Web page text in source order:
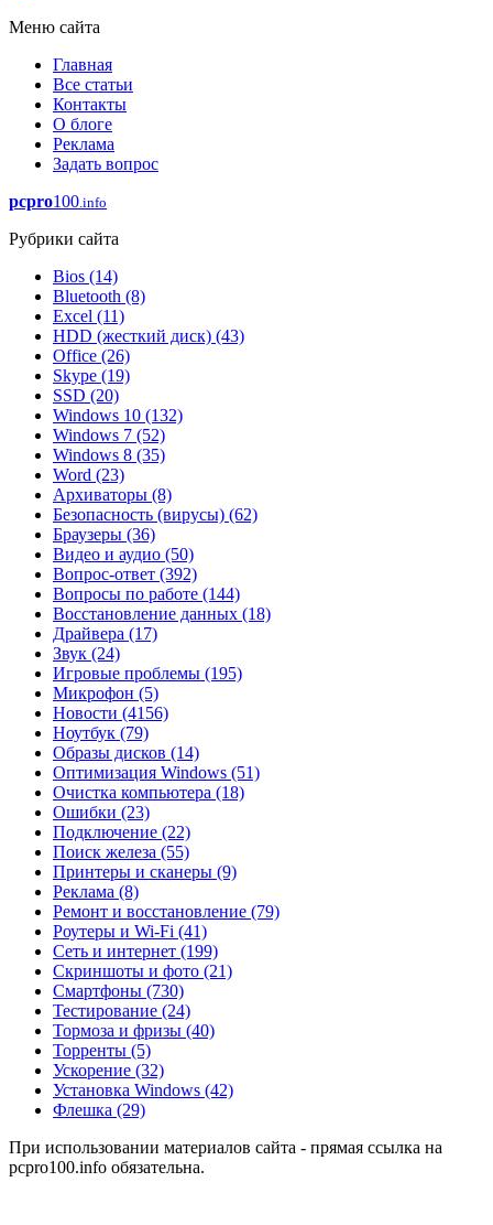
Меню сайта
Главная
Все статьи
Контакты
О блоге
Реклама
Задать вопрос
pcpro100.info
Рубрики сайта
Bios (14)
Bluetooth (8)
Excel (11)
HDD (жесткий диск) (43)
Office (26)
Skype (19)
SSD (20)
Windows 10 (132)
Windows 7 (52)
Windows 8 (35)
Word (23)
Архиваторы (8)
Безопасность (вирусы) (62)
Браузеры (36)
Видео и аудио (50)
Вопрос-ответ (392)
Вопросы по работе (144)
Восстановление данных (18)
Драйвера (17)
Звук (24)
Игровые проблемы (195)
Микрофон (5)
Новости (4156)
Ноутбук (79)
Образы дисков (14)
Оптимизация Windows (51)
Очистка компьютера (18)
Ошибки (23)
Подключение (22)
Поиск железа (55)
Принтеры и сканеры (9)
Реклама (8)
Ремонт и восстановление (79)
Роутеры и Wi-Fi (41)
Сеть и интернет (199)
Скриншоты и фото (21)
Смартфоны (730)
Тестирование (24)
Тормоза и фризы (40)
Торренты (5)
Ускорение (32)
Установка Windows (42)
Флешка (29)
При использовании материалов сайта - прямая ссылка на
pcpro100.info обязательна.